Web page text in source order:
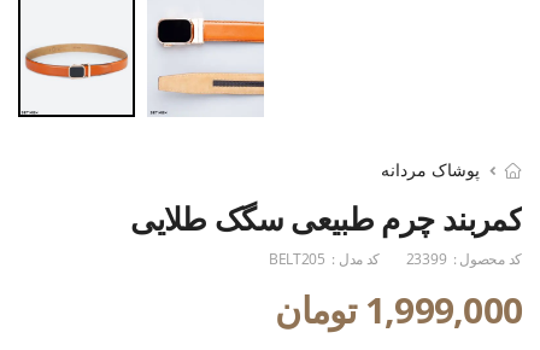
پوشاک مردانه
کمربند چرم طبیعی سگک طلایی
کد محصول : 23399 کد مدل : BELT205
1,999,000 تومان